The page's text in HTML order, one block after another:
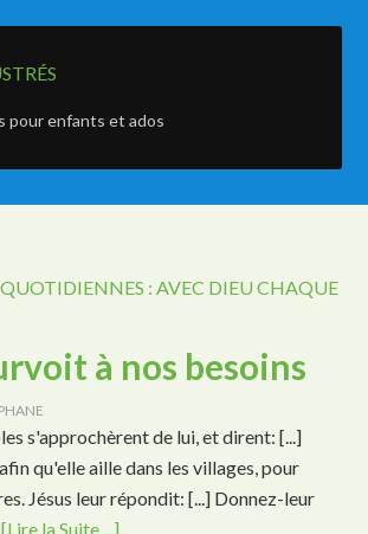
pour enfants et ados
: AVEC DIEU CHAQUE
à nos besoins
s'approchèrent de lui, et dirent: [...]
qu'elle aille dans les villages, pour
Jésus leur répondit: [...] Donnez-leur
[Lire la Suite ...]